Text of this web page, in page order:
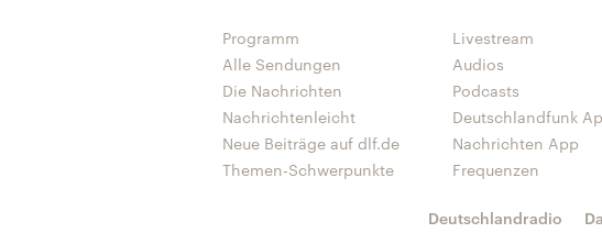
Programm
Alle Sendungen
Die Nachrichten
Nachrichtenleicht
Neue Beiträge auf dlf.de
Themen-Schwerpunkte
Livestream
Audios
Podcasts
Deutschlandfunk
Nachrichten App
Frequenzen
Deutschlandradio